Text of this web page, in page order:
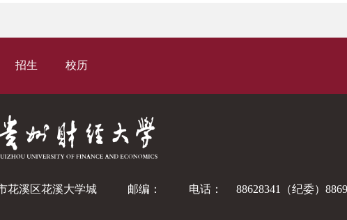
招生 校历
花溪区花溪大学城 邮编： 电话：
88628341（纪委）